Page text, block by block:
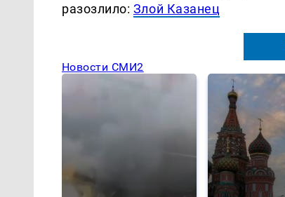
разозлило: Злой Казанец
Новости СМИ2